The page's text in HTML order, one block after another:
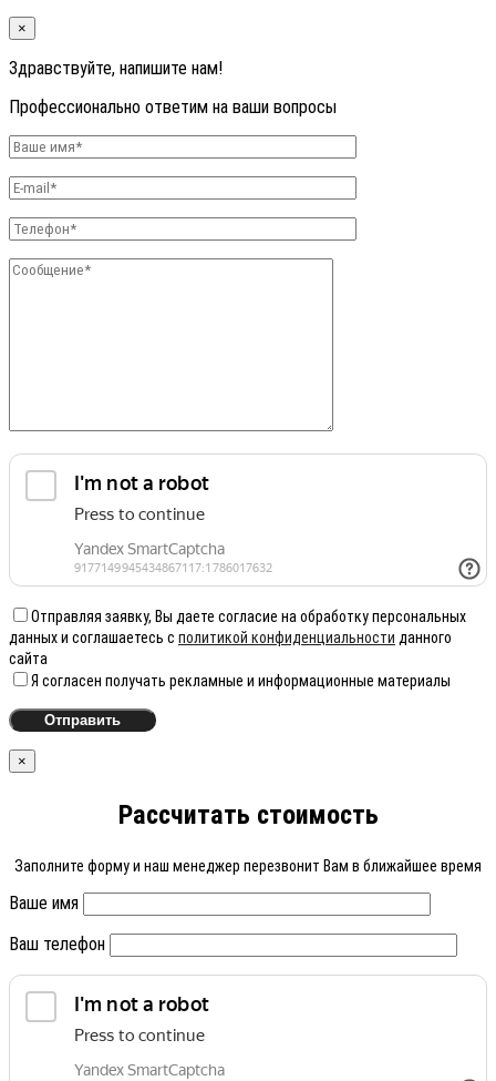
×
Здравствуйте, напишите нам!
Профессионально ответим на ваши вопросы
Отправляя заявку, Вы даете согласие на обработку персональных
данных и соглашаетесь с политикой конфиденциальности данного
сайта
Я согласен получать рекламные и информационные материалы
×
Рассчитать стоимость
Заполните форму и наш менеджер перезвонит Вам в ближайшее время
Ваше имя
Ваш телефон